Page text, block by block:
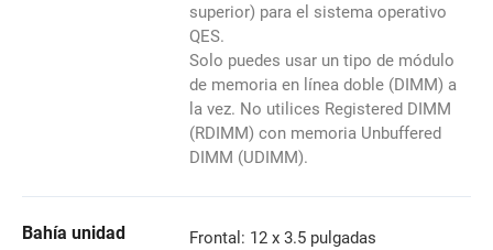
superior) para el sistema operativo
QES.
Solo puedes usar un tipo de módulo
de memoria en línea doble (DIMM) a
la vez. No utilices Registered DIMM
(RDIMM) con memoria Unbuffered
DIMM (UDIMM).
Bahía unidad
Frontal: 12 x 3.5 pulgadas